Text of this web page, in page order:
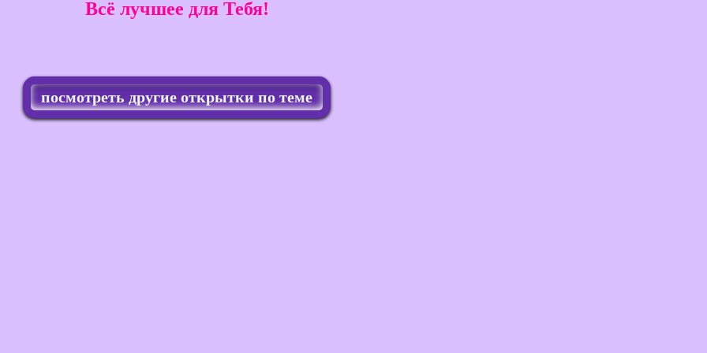
Всё лучшее для Тебя!
посмотреть другие открытки по теме